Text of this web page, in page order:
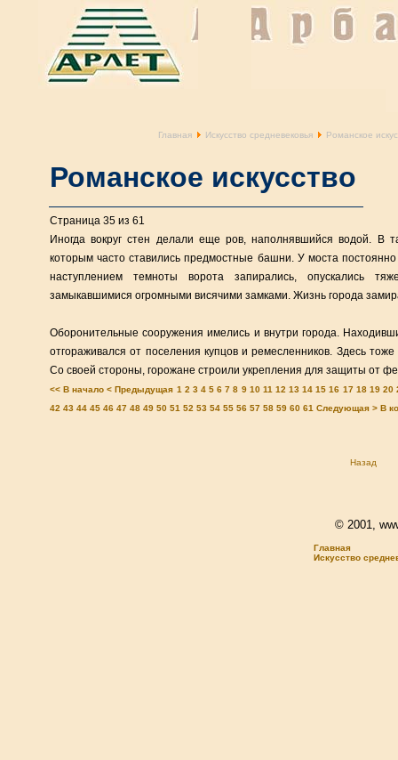
Главная Искусство средневековья Романское
Романское искусство
Страница 35 из 61
Иногда вокруг стен делали еще ров, наполнявшийся водой. В
которым часто ставились предмостные башни. У моста
наступлением темноты ворота запирались, опускались
замыкавшимися огромными висячими замками. Жизнь города
Оборонительные сооружения имелись и внутри города.
отгораживался от поселения купцов и ремесленников. Здесь
Со своей стороны, горожане строили укрепления для защиты от
<< В начало < Предыдущая 1 2 3 4 5 6 7 8 9 10 11 12 13 14 15 16 17 18 19 20
42 43 44 45 46 47 48 49 50 51 52 53 54 55 56 57 58 59 60 61 Следующая > В
Назад
© 2001,
Главная
Искусство